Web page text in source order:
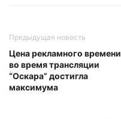
Предыдущая новость
Цена рекламного времени
во время трансляции
“Оскара” достигла
максимума